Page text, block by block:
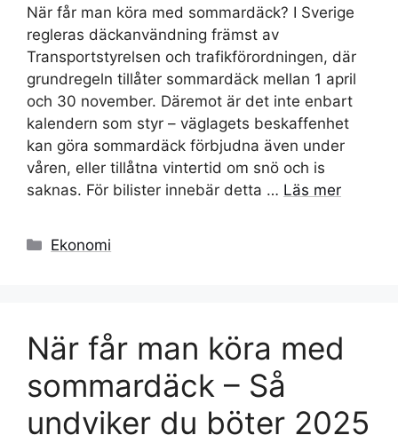
När får man köra med sommardäck? I Sverige
regleras däckanvändning främst av
Transportstyrelsen och trafikförordningen, där
grundregeln tillåter sommardäck mellan 1 april
och 30 november. Däremot är det inte enbart
kalendern som styr – väglagets beskaffenhet
kan göra sommardäck förbjudna även under
våren, eller tillåtna vintertid om snö och is
saknas. För bilister innebär detta … Läs mer
Kategorier
Ekonomi
När får man köra med
sommardäck – Så
undviker du böter 2025